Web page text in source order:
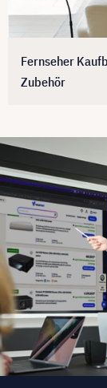
Fernseher
Zubehör